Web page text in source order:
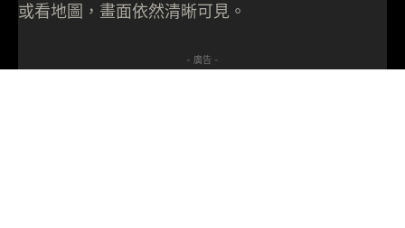
或看地圖，畫面依然清晰可見。
- 廣告 -